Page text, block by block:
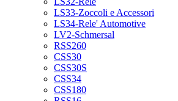
LS33-Zoccoli e Accessori
LS34-Rele' Automotive
LV2-Schmersal
RSS260
CSS30
CSS30S
CSS34
CSS180